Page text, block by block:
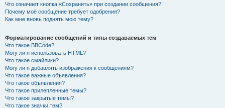
Что означает кнопка «Сохранить» при создании сообщения?
Почему моё сообщение требует одобрения?
Как мне вновь поднять мою тему?
Форматирование сообщений и типы создаваемых тем
Что такое BBCode?
Могу ли я использовать HTML?
Что такое смайлики?
Могу ли я добавлять изображения к сообщениям?
Что такое важные объявления?
Что такое объявления?
Что такое прилепленные темы?
Что такое закрытые темы?
Что такое значки тем?